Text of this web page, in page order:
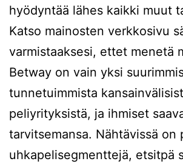
hyödyntää lähes kaikki muut
Katso mainosten verkkosivu
varmistaaksesi, ettet menetä
Betway on vain yksi
tunnetuimmista
peliyrityksistä, ja ihmiset
tarvitsemansa. Nähtävissä on
uhkapelisegmenttejä, etsitpä